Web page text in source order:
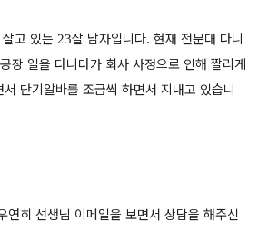
살고 있는 23살 남자입니다. 현재 전문대 다니
공장 일을 다니다가 회사 사정으로 인해 짤리게
단기알바를 조금씩 하면서 지내고 있습니
연히 선생님 이메일을 보면서 상담을 해주신